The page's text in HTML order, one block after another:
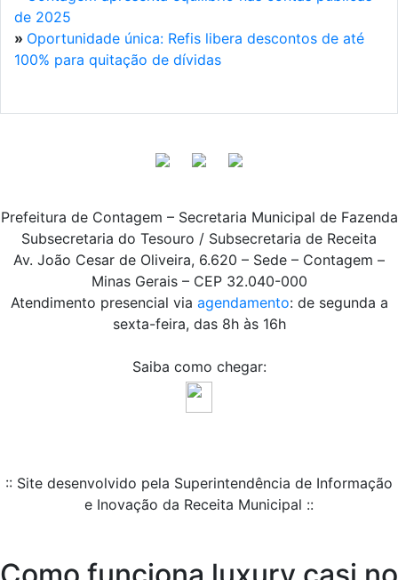
de 2025
» Oportunidade única: Refis libera descontos de até
100% para quitação de dívidas
Prefeitura de Contagem – Secretaria Municipal de Fazenda
Subsecretaria do Tesouro / Subsecretaria de Receita
Av. João Cesar de Oliveira, 6.620 – Sede – Contagem –
Minas Gerais – CEP 32.040-000
Atendimento presencial via agendamento: de segunda a
sexta-feira, das 8h às 16h
Saiba como chegar:
:: Site desenvolvido pela Superintendência de Informação
e Inovação da Receita Municipal ::